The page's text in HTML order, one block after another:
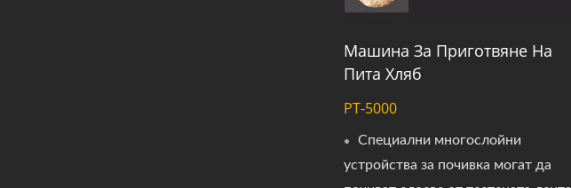
Машина За Приготвяне На
Пита Хляб
PT-5000
Специални многослойни
устройства за почивка могат да